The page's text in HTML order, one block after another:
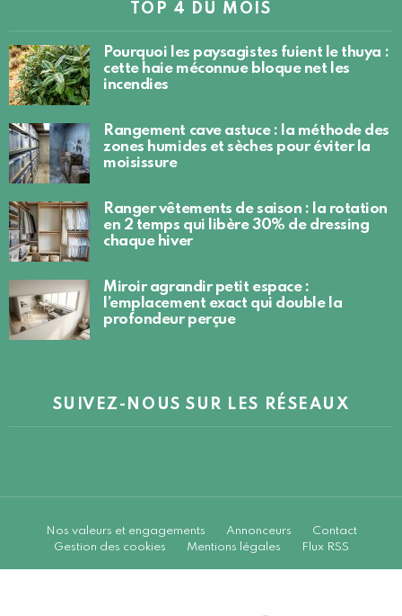
TOP 4 DU MOIS
Pourquoi les paysagistes fuient le thuya :
cette haie méconnue bloque net les
incendies
Rangement cave astuce : la méthode des
zones humides et sèches pour éviter la
moisissure
Ranger vêtements de saison : la rotation
en 2 temps qui libère 30% de dressing
chaque hiver
Miroir agrandir petit espace :
l’emplacement exact qui double la
profondeur perçue
SUIVEZ-NOUS SUR LES RÉSEAUX
Nos valeurs et engagements Annonceurs
Contact
Gestion des cookies
Mentions légales Flux RSS